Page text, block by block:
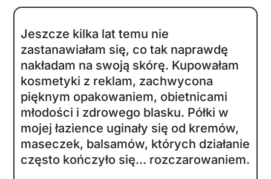
Jeszcze kilka lat temu nie
zastanawiałam się, co tak naprawdę
nakładam na swoją skórę. Kupowałam
kosmetyki z reklam, zachwycona
pięknym opakowaniem, obietnicami
młodości i zdrowego blasku. Półki w
mojej łazience uginały się od kremów,
maseczek, balsamów, których działanie
często kończyło się… rozczarowaniem.